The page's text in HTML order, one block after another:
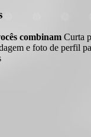
combinam Curta
e foto de perfil